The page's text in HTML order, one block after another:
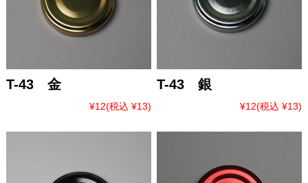
T-43 金
¥12(税込 ¥13)
T-43 銀
¥12(税込 ¥13)